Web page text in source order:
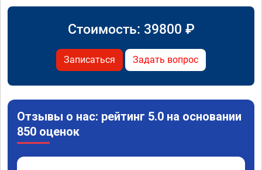
Стоимость: 39800 ₽
Записаться Задать вопрос
Отзывы о нас: рейтинг 5.0 на основании
850 оценок